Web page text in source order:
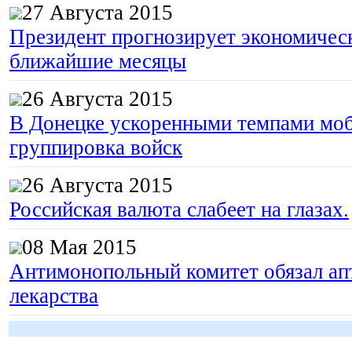
27 Августа 2015
Президент прогнозирует
ближайшие месяцы
26 Августа 2015
В Донецке ускоренными темпами
группировка войск
26 Августа 2015
Российская валюта слабеет на глазах.
08 Мая 2015
Антимонопольный комитет обязал
лекарства